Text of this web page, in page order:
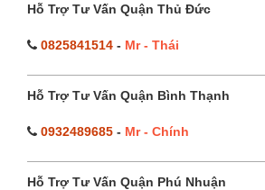
Hỗ Trợ Tư Vấn Quận Thủ Đức
0825841514 - Mr - Thái
Hỗ Trợ Tư Vấn Quận Bình Thạnh
0932489685 - Mr - Chính
Hỗ Trợ Tư Vấn Quận Phú Nhuận